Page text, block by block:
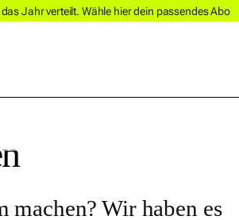
Jahr verteilt. Wähle hier dein passendes Abo
machen? Wir haben es